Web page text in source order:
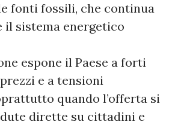
fonti fossili, che continua
il sistema energetico
espone il Paese a forti
e a tensioni
quando l’offerta si
dirette su cittadini e